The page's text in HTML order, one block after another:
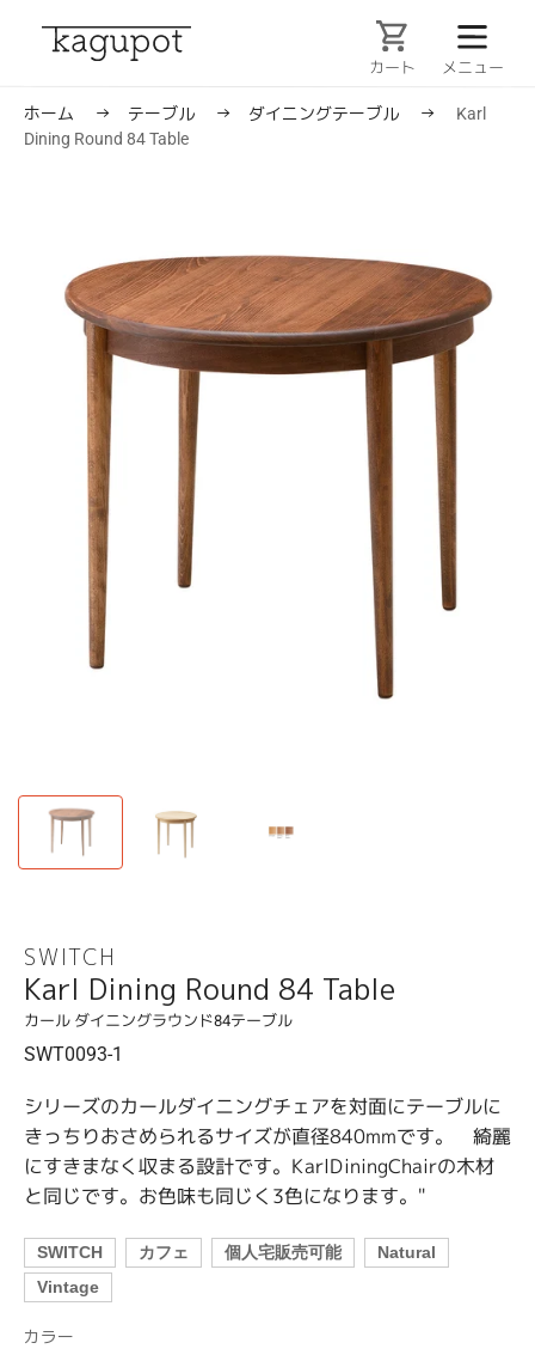
カート
ホーム → テーブル → ダイニングテーブル →
Karl
Dining Round 84 Table
SWITCH
Karl Dining Round 84 Table
カール ダイニングラウンド84テーブル
SWT0093-1
シリーズのカールダイニングチェアを対面にテーブルに
きっちりおさめられるサイズが直径840mmです。 綺麗
にすきまなく収まる設計です。KarlDiningChairの木材
と同じです。お色味も同じく3色になります。"
SWITCH カフェ 個人宅販売可能
Natural
Vintage
カラー